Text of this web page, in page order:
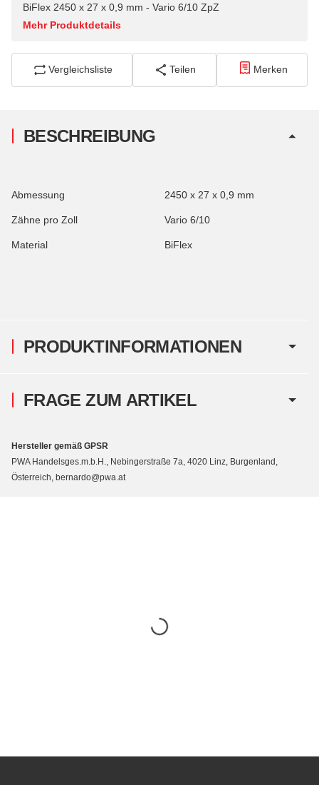
BiFlex 2450 x 27 x 0,9 mm - Vario 6/10 ZpZ
Mehr Produktdetails
Vergleichsliste Teilen Merken
PRODUKTINFORMATIONEN
BESCHREIBUNG
Abmessung 2450 x 27 x 0,9 mm
Zähne pro Zoll Vario 6/10
Material BiFlex
FRAGE ZUM ARTIKEL
Hersteller gemäß GPSR
PWA Handelsges.m.b.H., Nebingerstraße 7a, 4020 Linz, Burgenland,
Österreich, bernardo@pwa.at